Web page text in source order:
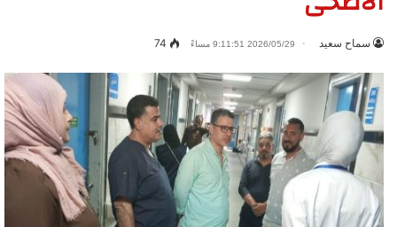
سماح سعيد 2026/05/29 9:11:51 مساءً 74